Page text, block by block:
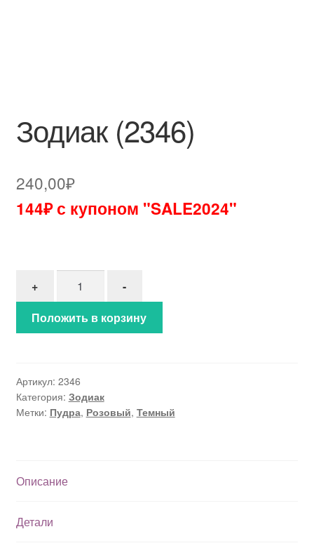
Зодиак (2346)
240,00₽
144₽ с купоном "SALE2024"
+
-
Положить в корзину
Артикул: 2346
Категория: Зодиак
Метки: Пудра, Розовый, Темный
Описание
Детали